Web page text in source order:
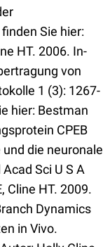
Sie hier:
HT. 2006. In-
von
1 (3): 1267-
hier: Bestman
CPEB
die neuronale
Sci U S A
Cline HT. 2009.
Dynamics
in Vivo.